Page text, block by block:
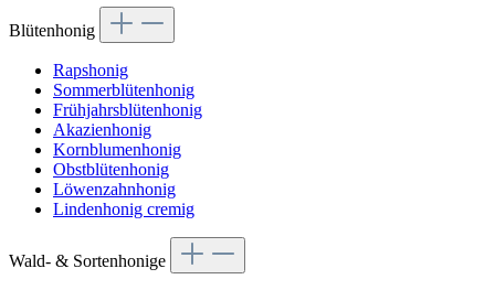
Blütenhonig
Rapshonig
Sommerblütenhonig
Frühjahrsblütenhonig
Akazienhonig
Kornblumenhonig
Obstblütenhonig
Löwenzahnhonig
Lindenhonig cremig
Wald- & Sortenhonige